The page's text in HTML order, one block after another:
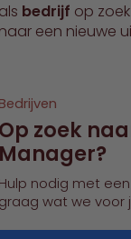
als bedrijf op
naar een nieuwe
Bedrijven
Op zoek
Manager?
Hulp nodig met een
graag wat we voor